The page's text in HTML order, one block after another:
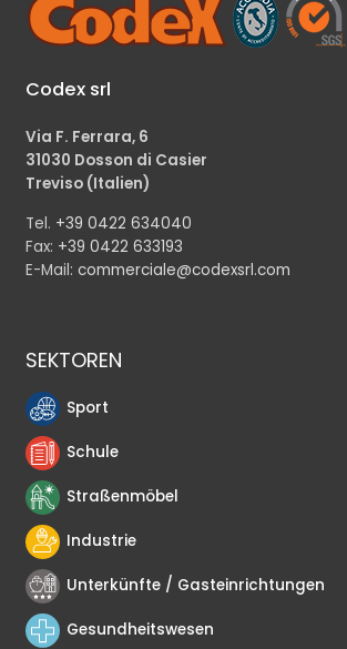
Codex srl
Via F. Ferrara, 6
31030 Dosson di Casier
Treviso (Italien)
Tel. +39 0422 634040
Fax: +39 0422 633193
E-Mail: commerciale@codexsrl.com
SEKTOREN
Sport
Schule
Straßenmöbel
Industrie
Unterkünfte / Gasteinrichtungen
Gesundheitswesen